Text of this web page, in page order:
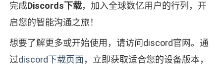
完成Discords下载，加入全球数亿用户的行列，开
启您的智能沟通之旅！
想要了解更多或开始使用，请访问discord官网。通
过discord下载页面，立即获取适合您的设备版本，